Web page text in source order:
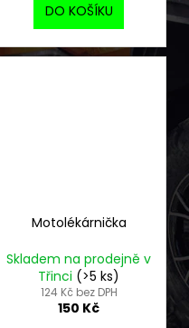
DO KOŠÍKU
Motolékárnička
Skladem na prodejně v
Třinci (>5 ks)
124 Kč bez DPH
150 Kč